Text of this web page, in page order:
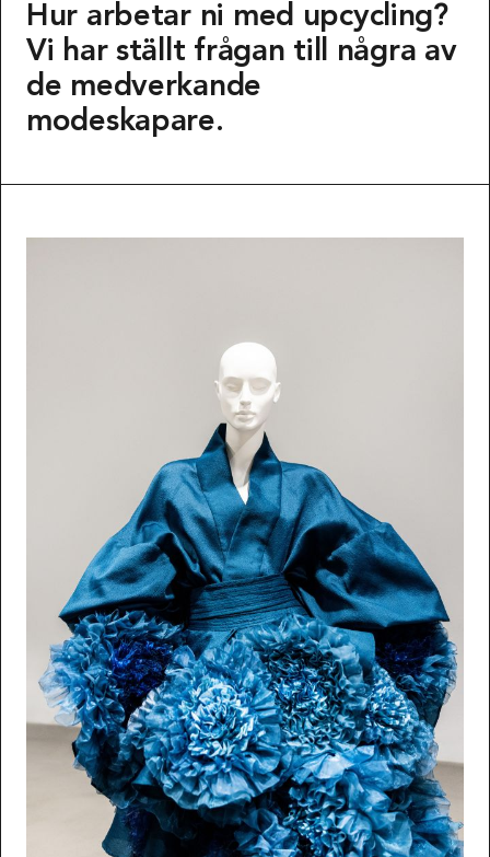
Hur arbetar ni med upcycling?
Vi har ställt frågan till några av
de medverkande
modeskapare.